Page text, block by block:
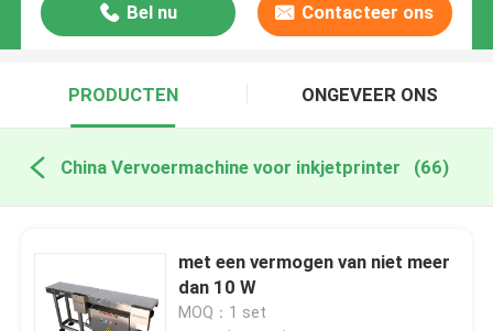
Bel nu Contacteer ons
PRODUCTEN ONGEVEER ONS
China Vervoermachine voor inkjetprinter (66)
met een vermogen van niet meer
dan 10 W
MOQ：1 set